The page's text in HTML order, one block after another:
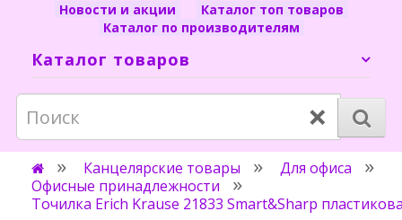
Новости и акции
Каталог топ товаров
Каталог по производителям
Каталог товаров
×
Канцелярские товары
Для офиса
Офисные принадлежности
Точилка Erich Krause 21833 Smart&Sharp